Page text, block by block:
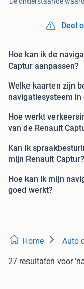
Deel
Hoe kan ik de
Captur aanpassen?
Welke kaarten zijn
navigatiesysteem in
Hoe werkt
van de Renault
Kan ik
mijn Renault Captur?
Hoe kan ik mijn
goed werkt?
Home Auto
27 resultaten voor